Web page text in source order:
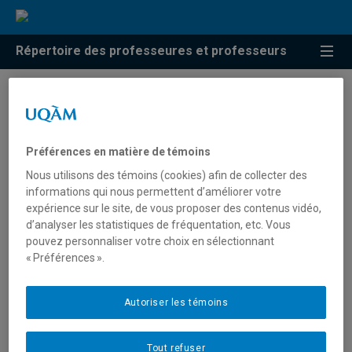
Répertoire des professeures et professeurs
Résultats de recherche pour
Achim, André
achim.andre@uqam.ca
EEG
Gagnon, Jean-François
Préférences en matière de témoins
Nous utilisons des témoins (cookies) afin de collecter des
informations qui nous permettent d’améliorer votre
expérience sur le site, de vous proposer des contenus vidéo,
d’analyser les statistiques de fréquentation, etc. Vous
pouvez personnaliser votre choix en sélectionnant
« Préférences ».
Tout refuser
Autoriser les témoins